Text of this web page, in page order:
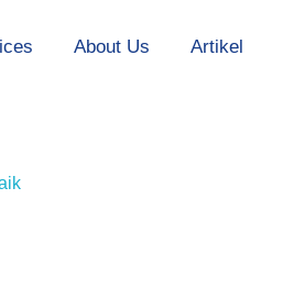
About Us Artikel